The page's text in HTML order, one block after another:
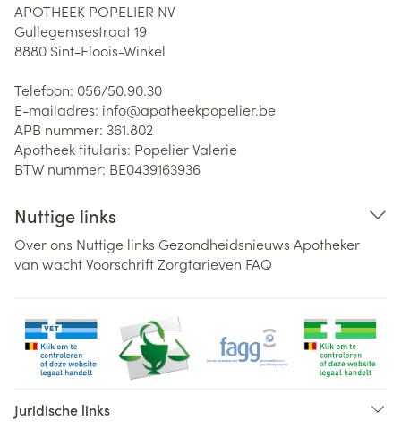
APOTHEEK POPELIER NV
Gullegemsestraat 19
8880 Sint-Eloois-Winkel
Telefoon: 056/50.90.30
E-mailadres: info@apotheekpopelier.be
APB nummer: 361.802
Apotheek titularis: Popelier Valerie
BTW nummer: BE0439163936
Nuttige links
Over ons Nuttige links Gezondheidsnieuws Apotheker
van wachtVoorschriftZorgtarieven FAQ
Juridische links